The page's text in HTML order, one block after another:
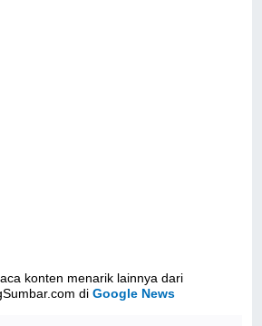
konten menarik lainnya dari
diGoogle News